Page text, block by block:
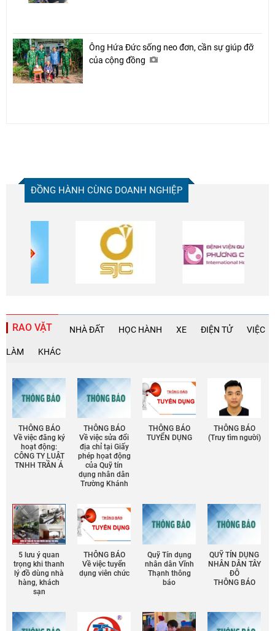
Ông Hứa Đức sống neo đơn, cần sự giúp đỡ
của cộng đồng
ĐỒNG HÀNH CÙNG DOANH NGHIỆP
RAO VẶT NHÀ ĐẤT HỌC HÀNH XE ĐIỆN TỬ VIỆC
LÀM KHÁC
THÔNG BÁO
Về việc đăng ký
hoạt động:
CÔNG TY LUẬT
TNHH TRẦN Á
THÔNG BÁO
Về việc sửa đổi
địa chỉ tại Giấy
phép họat động
của Quỹ tín
dụng nhân dân
Trường Khánh
THÔNG BÁO
TUYỂN DỤNG
THÔNG BÁO
(Truy tìm người)
5 lưu ý quan
trọng khi thanh
lý đồ dùng nhà
hàng, khách
sạn
THÔNG BÁO
Về việc tuyển
dụng viên chức
Quỹ Tín dụng
nhân dân Vĩnh
Thạnh thông
báo
QUỸ TÍN DỤNG
NHÂN DÂN TÂY
ĐÔ
THÔNG BÁO